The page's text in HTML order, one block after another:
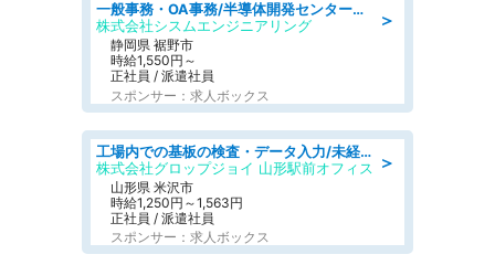
＞
一般事務・OA事務/半導体開発センター内で事務&軽作業スタッフ、募集
株式会社シスムエンジニアリング
静岡県 裾野市
時給1,550円～
正社員 / 派遣社員
スポンサー：求人ボックス
＞
工場内での基板の検査・データ入力/未経験歓迎/交通費支給/食堂あり
株式会社グロップジョイ 山形駅前オフィス
山形県 米沢市
時給1,250円～1,563円
正社員 / 派遣社員
スポンサー：求人ボックス